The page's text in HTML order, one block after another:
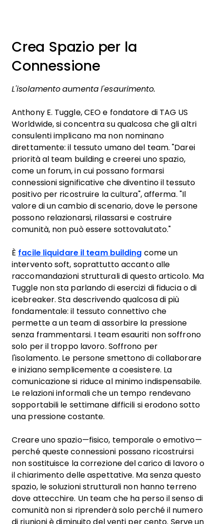
Crea Spazio per la
Connessione
L'isolamento aumenta l'esaurimento.
Anthony E. Tuggle, CEO e fondatore di TAG US
Worldwide, si concentra su qualcosa che gli altri
consulenti implicano ma non nominano
direttamente: il tessuto umano del team. "Darei
priorità al team building e creerei uno spazio,
come un forum, in cui possano formarsi
connessioni significative che diventino il tessuto
positivo per ricostruire la cultura", afferma. "Il
valore di un cambio di scenario, dove le persone
possono relazionarsi, rilassarsi e costruire
comunità, non può essere sottovalutato."
È facile liquidare il team building come un
intervento soft, soprattutto accanto alle
raccomandazioni strutturali di questo articolo. Ma
Tuggle non sta parlando di esercizi di fiducia o di
icebreaker. Sta descrivendo qualcosa di più
fondamentale: il tessuto connettivo che
permette a un team di assorbire la pressione
senza frammentarsi. I team esauriti non soffrono
solo per il troppo lavoro. Soffrono per
l'isolamento. Le persone smettono di collaborare
e iniziano semplicemente a coesistere. La
comunicazione si riduce al minimo indispensabile.
Le relazioni informali che un tempo rendevano
sopportabili le settimane difficili si erodono sotto
una pressione costante.
Creare uno spazio—fisico, temporale o emotivo—
perché queste connessioni possano ricostruirsi
non sostituisce la correzione del carico di lavoro o
il chiarimento delle aspettative. Ma senza questo
spazio, le soluzioni strutturali non hanno terreno
dove attecchire. Un team che ha perso il senso di
comunità non si riprenderà solo perché il numero
di riunioni è diminuito del venti per cento. Serve un